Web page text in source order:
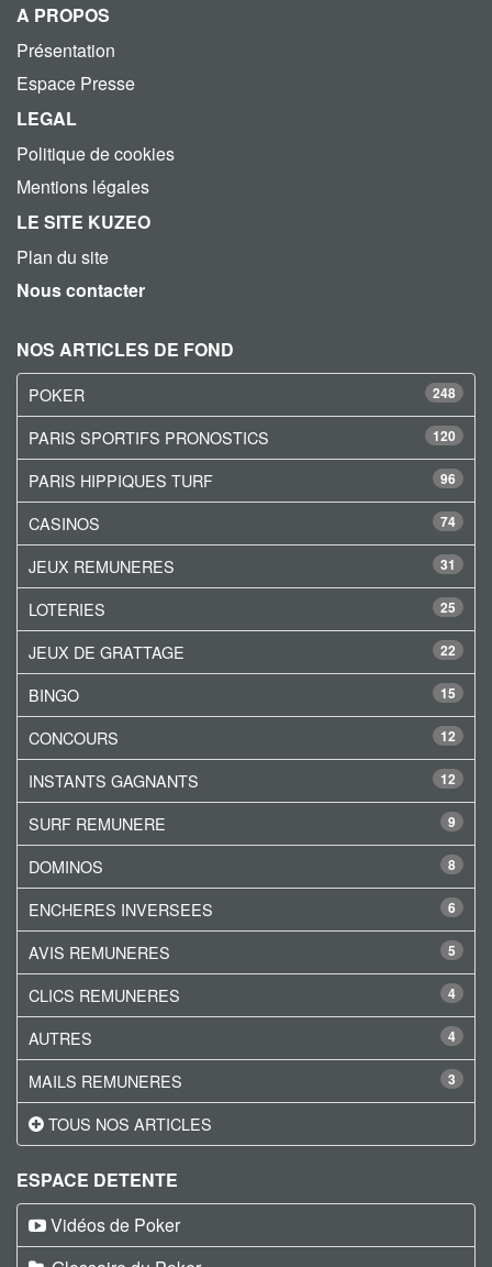
A PROPOS
Présentation
Espace Presse
LEGAL
Politique de cookies
Mentions légales
LE SITE KUZEO
Plan du site
Nous contacter
NOS ARTICLES DE FOND
248
POKER
120
PARIS SPORTIFS PRONOSTICS
96
PARIS HIPPIQUES TURF
74
CASINOS
31
JEUX REMUNERES
25
LOTERIES
22
JEUX DE GRATTAGE
15
BINGO
12
CONCOURS
12
INSTANTS GAGNANTS
9
SURF REMUNERE
8
DOMINOS
6
ENCHERES INVERSEES
5
AVIS REMUNERES
4
CLICS REMUNERES
4
AUTRES
3
MAILS REMUNERES
TOUS NOS ARTICLES
ESPACE DETENTE
Vidéos de Poker